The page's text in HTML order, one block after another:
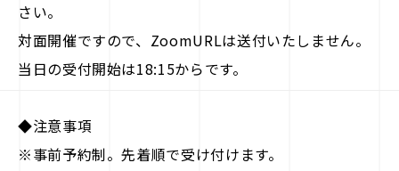
さい。
対面開催ですので、ZoomURLは送付いたしません。
当日の受付開始は18:15からです。
◆注意事項
※事前予約制。先着順で受け付けます。